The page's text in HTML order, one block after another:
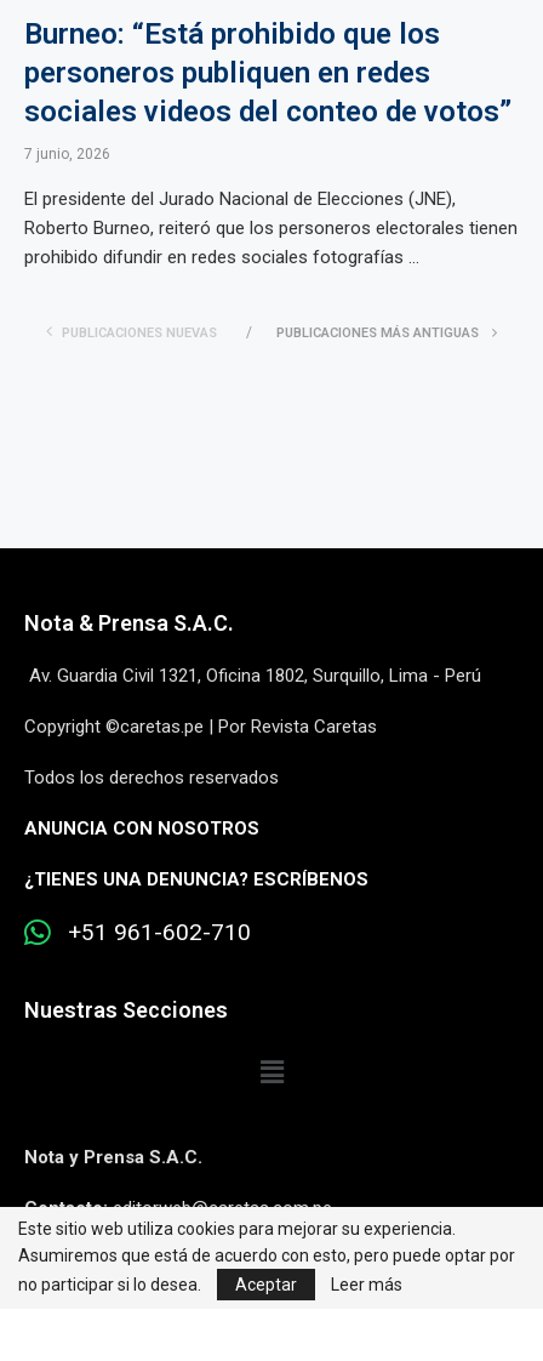
Burneo: “Está prohibido que los
personeros publiquen en redes
sociales videos del conteo de votos”
7 junio, 2026
El presidente del Jurado Nacional de Elecciones (JNE),
Roberto Burneo, reiteró que los personeros electorales tienen
prohibido difundir en redes sociales fotografías ...
PUBLICACIONES NUEVAS PUBLICACIONES MÁS ANTIGUAS
Nota & Prensa S.A.C.
Av. Guardia Civil 1321, Oficina 1802, Surquillo, Lima - Perú
Copyright ©caretas.pe | Por Revista Caretas
Todos los derechos reservados
ANUNCIA CON NOSOTROS
¿TIENES UNA DENUNCIA? ESCRÍBENOS
+51 961-602-710
Nuestras Secciones
Nota y Prensa S.A.C.
Contacto:editorweb@caretas.com.pe
Síguenos:
Este sitio web utiliza cookies para mejorar su experiencia.
Asumiremos que está de acuerdo con esto, pero puede optar por
no participar si lo desea.
Aceptar Leer más